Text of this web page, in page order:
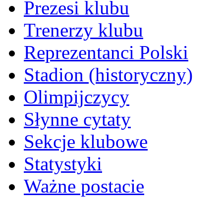
Prezesi klubu
Trenerzy klubu
Reprezentanci Polski
Stadion (historyczny)
Olimpijczycy
Słynne cytaty
Sekcje klubowe
Statystyki
Ważne postacie